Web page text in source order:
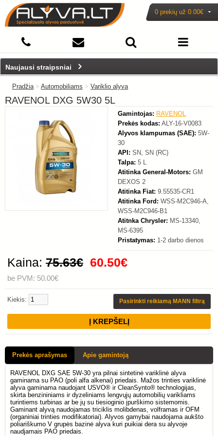
0 prekių už 0.00€
Naujausi straipsniai
Pradžia> Automobiliams > Variklio alyva
RAVENOL DXG 5W30 5L
-20%
Gamintojas: RAVENOL
Prekės kodas: ALY-16-V0083
Alyvos klampumas (SAE): 5W-
30
API: SN, SN (RC)
Talpa: 5 L
Atitinka General-Motors: GM
DEXOS 2
Atitinka Fiat: 9.55535-CR1
Atitinka Ford: WSS-M2C946-A,
WSS-M2C946-B1
Atitnka Chrysler: MS-13340,
MS-6395
Pristatymas: 1-2 darbo dienos
Kaina: 75.63€ 60.50€
be PVM: 50.00€
Kiekis: Pasirinkti reikiamą MANN filtrą
Prekės aprašymas Apie gamintoją
RAVENOL DXG SAE 5W-30 yra pilnai sintetinė variklinė alyva
gaminama su PAO (poli alfa alkenai) priedais. Mažos trinties variklinė
alyva gaminama naudojant USVO® ir CleanSynto® technologijas,
skirta benzininiams ir dyzeliniams lengvųjų automobilių varikliams
turintiems turbinas ar be jų su tiesioginio įpurškimo sistemomis.
Gaminant alyvą naudojamas triciklis molibdenas, volframas ir OFM
(organiniai trinties modifikatoriai). Alyvos gamybai naudojama aukšto
poliariškumo V grupės bazinė alyva kuri puikiai dera su alyvoje
naudjamais PAO priedais.